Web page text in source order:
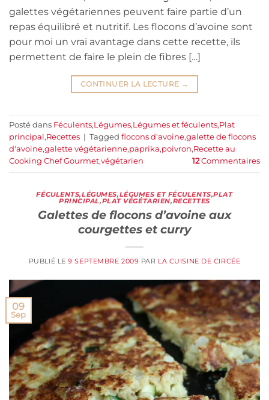
galettes végétariennes peuvent faire partie d’un
repas équilibré et nutritif. Les flocons d’avoine sont
pour moi un vrai avantage dans cette recette, ils
permettent de faire le plein de fibres […]
CONTINUER LA LECTURE →
Posté dans Féculents,Légumes,Légumes et féculents,Plat
principal ,Recettes | Tagged flocons d'avoine,galette de flocons
d'avoine,galette végétarienne,paprika,poivron,Recette au
Cooking Chef Gourmet,végétarien 12Commentaires
FÉCULENTS,LÉGUMES,LÉGUMES ET FÉCULENTS,PLAT
PRINCIPAL,PLAT VÉGÉTARIEN,RECETTES
Galettes de flocons d’avoine aux
courgettes et curry
PUBLIÉ LE9 SEPTEMBRE 2009 PAR LA CUISINE DE CIRCÉE
09
Sep